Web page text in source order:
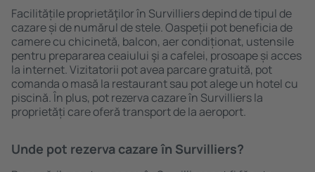
Facilitățile proprietăţilor în Survilliers depind de tipul de
cazare și de numărul de stele. Oaspeții pot beneficia de
camere cu chicinetă, balcon, aer condiționat, ustensile
pentru prepararea ceaiului şi a cafelei, prosoape și acces
la internet. Vizitatorii pot avea parcare gratuită, pot
comanda o masă la restaurant sau pot alege un hotel cu
piscină. În plus, pot rezerva cazare în Survilliers la
proprietăți care oferă transport de la aeroport.
Unde pot rezerva cazare în Survilliers?